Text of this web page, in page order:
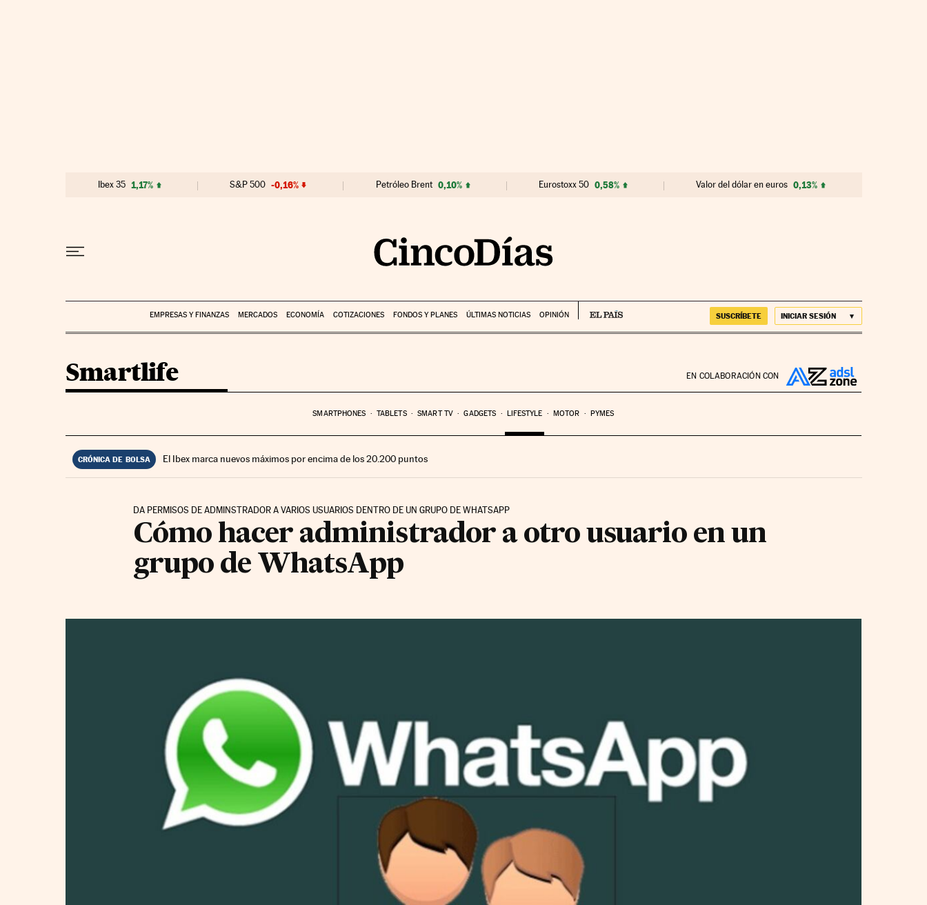
Ibex 35 1,17% S&P 500 -0,16% Petróleo Brent 0,10% Eurostoxx 50 0,58% Valor del dólar en euros 0,13%
EMPRESAS Y FINANZAS MERCADOS ECONOMÍA COTIZACIONES FONDOS Y PLANES ÚLTIMAS NOTICIAS OPINIÓN SUSCRÍBETE INICIAR SESIÓN
EN COLABORACIÓN CON
Smartlife
SMARTPHONES TABLETS SMART TV GADGETS LIFESTYLE MOTOR PYMES
CRÓNICA DE BOLSA El Ibex marca nuevos máximos por encima de los 20.200 puntos
DA PERMISOS DE ADMINSTRADOR A VARIOS USUARIOS DENTRO DE UN GRUPO DE WHATSAPP
Cómo hacer administrador a otro usuario en un
grupo de WhatsApp